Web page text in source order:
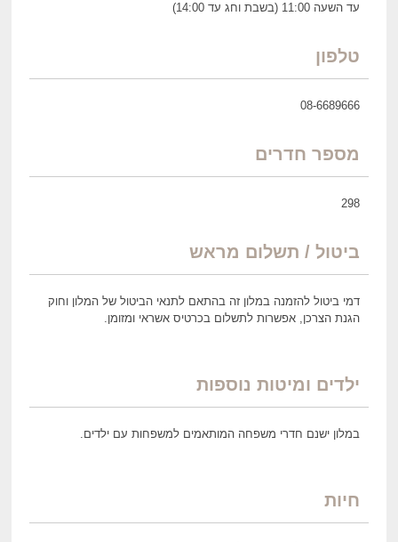
עד השעה 11:00 (בשבת וחג עד 14:00)
טלפון
08-6689666
מספר חדרים
298
ביטול / תשלום מראש
דמי ביטול להזמנה במלון זה בהתאם לתנאי הביטול של המלון וחוק
הגנת הצרכן, אפשרות לתשלום בכרטיס אשראי ומזומן.
ילדים ומיטות נוספות
במלון ישנם חדרי משפחה המותאמים למשפחות עם ילדים.
חיות